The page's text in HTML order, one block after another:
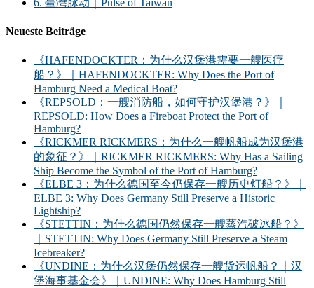
6. 臺灣脉动｜Pulse of Taiwan
Neueste Beiträge
《HAFENDOCKTER：为什么汉堡港需要一艘医疗
船？》｜HAFENDOCKTER: Why Does the Port of
Hamburg Need a Medical Boat?
《REPSOLD：一艘消防船，如何守护汉堡港？》｜
REPSOLD: How Does a Fireboat Protect the Port of
Hamburg?
《RICKMER RICKMERS：为什么一艘帆船成为汉堡港
的象征？》｜RICKMER RICKMERS: Why Has a Sailing
Ship Become the Symbol of the Port of Hamburg?
《ELBE 3：为什么德国至今仍保存一艘历史灯船？》｜
ELBE 3: Why Does Germany Still Preserve a Historic
Lightship?
《STETTIN：为什么德国仍然保存一艘蒸汽破冰船？》
｜STETTIN: Why Does Germany Still Preserve a Steam
Icebreaker?
《UNDINE：为什么汉堡仍然保存一艘货运帆船？｜汉
堡海事基金会》｜UNDINE: Why Does Hamburg Still